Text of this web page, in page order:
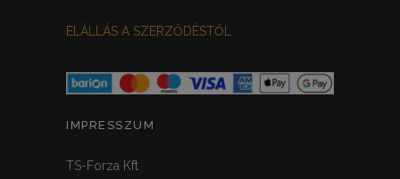
ELÁLLÁS A SZERZŐDÉSTŐL
IMPRESSZUM
TS-Forza Kft